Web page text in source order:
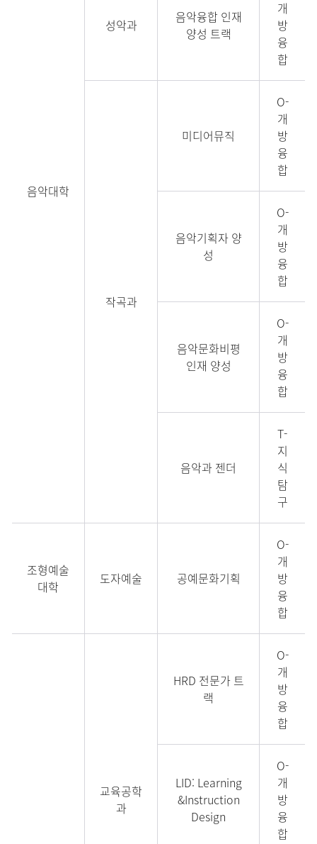
음악대학
성악과
음악융합 인재
양성 트랙
개
방
융
합
작곡과
미디어뮤직
O-
개
방
융
합
음악기획자 양
성
O-
개
방
융
합
음악문화비평
인재 양성
O-
개
방
융
합
음악과 젠더
T-
지
식
탐
구
조형예술
대학
도자예술 공예문화기획
O-
개
방
융
합
교육공학
과
HRD 전문가 트
랙
O-
개
방
융
합
LID: Learning
&Instruction
Design
O-
개
방
융
합